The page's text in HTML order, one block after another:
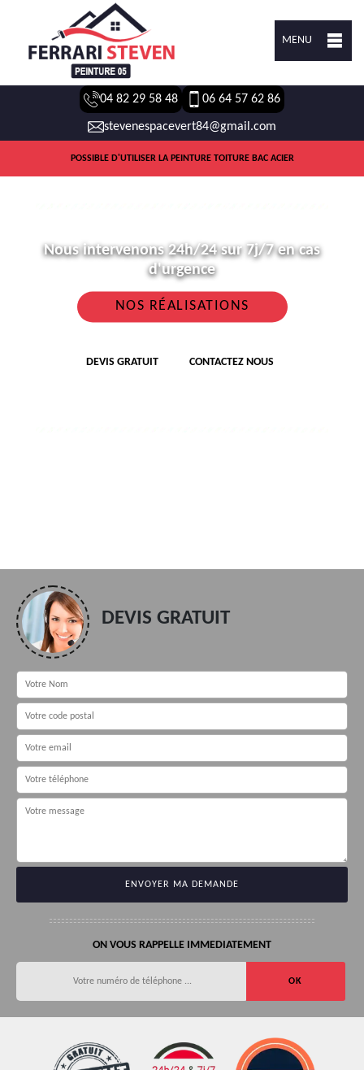
MENU
04 82 29 58 48 06 64 57 62 86
stevenespacevert84@gmail.com
POSSIBLE D'UTILISER LA PEINTURE TOITURE BAC ACIER
Nous intervenons 24h/24 sur 7j/7 en cas
d'urgence
NOS RÉALISATIONS
DEVIS GRATUIT CONTACTEZ NOUS
DEVIS GRATUIT
ON VOUS RAPPELLE IMMEDIATEMENT